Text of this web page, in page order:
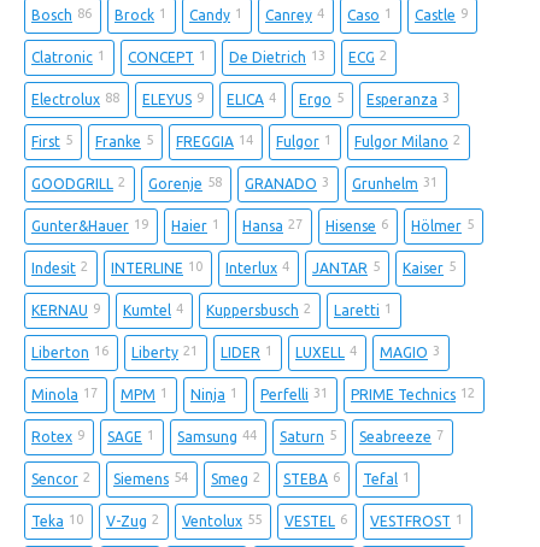
Bosch 86 Brock 1 Candy 1 Canrey 4 Caso 1 Castle 9
Clatronic 1 CONCEPT 1 De Dietrich 13 ECG 2
Electrolux 88 ELEYUS 9 ELICA 4 Ergo 5 Esperanza 3
First 5 Franke 5 FREGGIA 14 Fulgor 1 Fulgor Milano 2
GOODGRILL 2 Gorenje 58 GRANADO 3 Grunhelm 31
Gunter&Hauer 19 Haier 1 Hansa 27 Hisense 6 Hölmer 5
Indesit 2 INTERLINE 10 Interlux 4 JANTAR 5 Kaiser 5
KERNAU 9 Kumtel 4 Kuppersbusch 2 Laretti 1
Liberton 16 Liberty 21 LIDER 1 LUXELL 4 MAGIO 3
Minola 17 MPM 1 Ninja 1 Perfelli 31 PRIME Technics 12
Rotex 9 SAGE 1 Samsung 44 Saturn 5 Seabreeze 7
Sencor 2 Siemens 54 Smeg 2 STEBA 6 Tefal 1
Teka 10 V-Zug 2 Ventolux 55 VESTEL 6 VESTFROST 1